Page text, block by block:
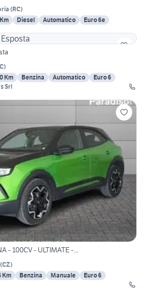
(RC)
Diesel Automatico
Euro 6e
)
Km Benzina Automatico
Euro 6
Srl
- 100CV - ULTIMATE -...
(CZ)
Km Benzina Manuale
Euro 6